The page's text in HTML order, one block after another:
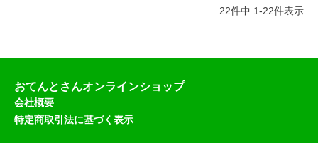
22件中 1-22件表示
おてんとさんオンラインショップ
会社概要
特定商取引法に基づく表示